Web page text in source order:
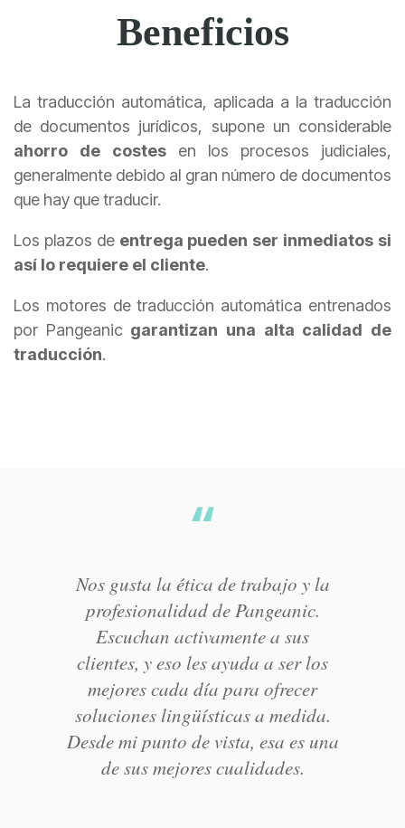
Beneficios
La traducción automática, aplicada a la traducción
de documentos jurídicos, supone un considerable
ahorro de costes en los procesos judiciales,
generalmente debido al gran número de documentos
que hay que traducir.
Los plazos de entrega pueden ser inmediatos si
así lo requiere el cliente.
Los motores de traducción automática entrenados
por Pangeanicgarantizan una alta calidad de
traducción.
Nos gusta la ética de trabajo y la
profesionalidad de Pangeanic.
Escuchan activamente a sus
clientes, y eso les ayuda a ser los
mejores cada día para ofrecer
soluciones lingüísticas a medida.
Desde mi punto de vista, esa es una
de sus mejores cualidades.